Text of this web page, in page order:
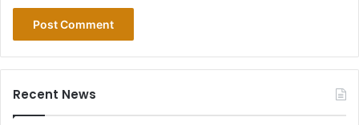
Recent News